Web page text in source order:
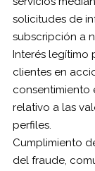
solicitudes de
subscripción a
Interés legítimo
clientes en
consentimiento
relativo a las
perfiles.
Cumplimiento
del fraude,